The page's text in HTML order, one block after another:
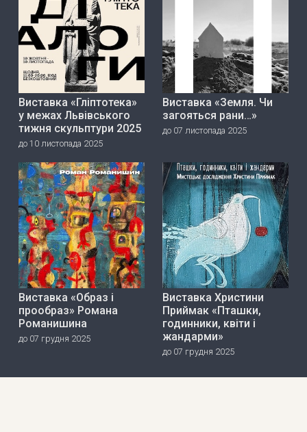
Виставка «Гліптотека»
у межах Львівського
тижня скульптури 2025
до 10 листопада 2025
Виставка «Земля. Чи
загояться рани…»
до 07 листопада 2025
Виставка «Образ і
прообраз» Романа
Романишина
до 07 грудня 2025
Виставка Христини
Приймак «Пташки,
годинники, квіти і
жандарми»
до 07 грудня 2025